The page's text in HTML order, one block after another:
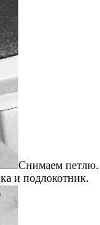
Снимаем петлю.
и подлокотник.